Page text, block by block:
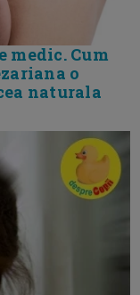
medic. Cum
o
naturala